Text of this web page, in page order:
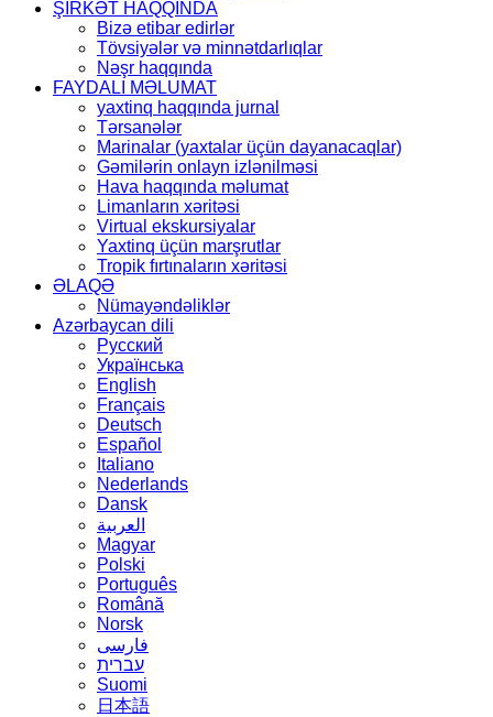
ŞİRKƏT HAQQINDA
Bizə etibar edirlər
Tövsiyələr və minnətdarlıqlar
Nəşr haqqında
FAYDALI MƏLUMAT
yaxtinq haqqında jurnal
Tərsanələr
Marinalar (yaxtalar üçün dayanacaqlar)
Gəmilərin onlayn izlənilməsi
Hava haqqında məlumat
Limanların xəritəsi
Virtual ekskursiyalar
Yaxtinq üçün marşrutlar
Tropik fırtınaların xəritəsi
ƏLAQƏ
Nümayəndəliklər
Azərbaycan dili
Русский
Українська
English
Français
Deutsch
Español
Italiano
Nederlands
Dansk
العربية
Magyar
Polski
Português
Română
Norsk
فارسی
עברית
Suomi
日本語